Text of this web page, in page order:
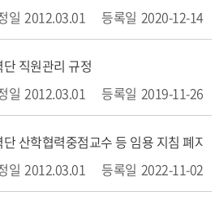
2012.03.01
2020-12-14
직원관리 규정
2012.03.01
2019-11-26
산학협력중점교수 등 임용 지침 폐지
2012.03.01
2022-11-02